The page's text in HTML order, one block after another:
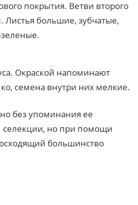
покрытия. Ветви второго
большие, зубчатые,
Окраской напоминают
семена внутри них мелкие.
без упоминания ее
селекции, но при помощи
большинство